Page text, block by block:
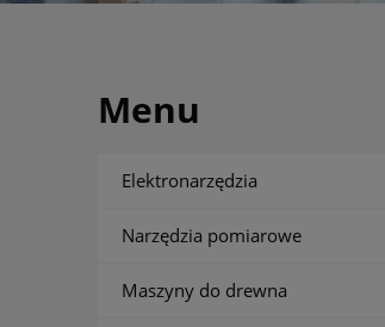
Menu
Elektronarzędzia
Narzędzia pomiarowe
Maszyny do drewna